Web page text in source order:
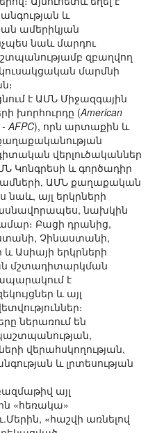
և
ամերիկյան
նաև մարդու
զբաղվող
մարմնի
է ԱՄՆ Միջազգային
խորհուրդը (American
AFPC), որն արտաքին և
վերլուծականներ
Կոնգրեսի և գործադիր
ԱՄՆ քաղաքական
նաև, այլ երկրների
նախկին
Բացի դրանից,
Չինաստանի,
Ասիայի երկրների
մշտադիտարկման
է
և այլ
ներառում են
վերահսկողության,
և լրտեսության
այլ
«հեռակա»
«հաշվի առնելով